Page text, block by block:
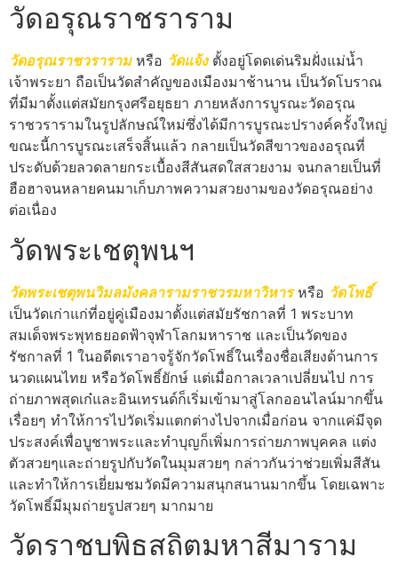
วัดอรุณราชราราม
วัดอรุณราชวรารามหรือ วัดแจ้งตั้งอยู่โดดเด่นริมฝั่งแม่น้ำ
เจ้าพระยา ถือเป็นวัดสำคัญของเมืองมาช้านาน เป็นวัดโบราณ
ที่มีมาตั้งแต่สมัยกรุงศรีอยุธยา ภายหลังการบูรณะวัดอรุณ
ราชวรารามในรูปลักษณ์ใหม่ซึ่งได้มีการบูรณะปรางค์ครั้งใหญ่
ขณะนี้การบูรณะเสร็จสิ้นแล้ว กลายเป็นวัดสีขาวของอรุณที่
ประดับด้วยลวดลายกระเบื้องสีสันสดใสสวยงาม จนกลายเป็นที่
ฮือฮาจนหลายคนมาเก็บภาพความสวยงามของวัดอรุณอย่าง
ต่อเนื่อง
วัดพระเชตุพนฯ
วัดพระเชตุพนวิมลมังคลารามราชวรมหาวิหารหรือ วัดโพธิ์
เป็นวัดเก่าแก่ที่อยู่คู่เมืองมาตั้งแต่สมัยรัชกาลที่ 1 พระบาท
สมเด็จพระพุทธยอดฟ้าจุฬาโลกมหาราช และเป็นวัดของ
รัชกาลที่ 1 ในอดีตเราอาจรู้จักวัดโพธิ์ในเรื่องชื่อเสียงด้านการ
นวดแผนไทย หรือวัดโพธิ์ยักษ์ แต่เมื่อกาลเวลาเปลี่ยนไป การ
ถ่ายภาพสุดเก๋และอินเทรนด์ก็เริ่มเข้ามาสู่โลกออนไลน์มากขึ้น
เรื่อยๆ ทำให้การไปวัดเริ่มแตกต่างไปจากเมื่อก่อน จากแค่มีจุด
ประสงค์เพื่อบูชาพระและทำบุญก็เพิ่มการถ่ายภาพบุคคล แต่ง
ตัวสวยๆและถ่ายรูปกับวัดในมุมสวยๆ กล่าวกันว่าช่วยเพิ่มสีสัน
และทำให้การเยี่ยมชมวัดมีความสนุกสนานมากขึ้น โดยเฉพาะ
วัดโพธิ์มีมุมถ่ายรูปสวยๆ มากมาย
วัดราชบพิธสถิตมหาสีมาราม